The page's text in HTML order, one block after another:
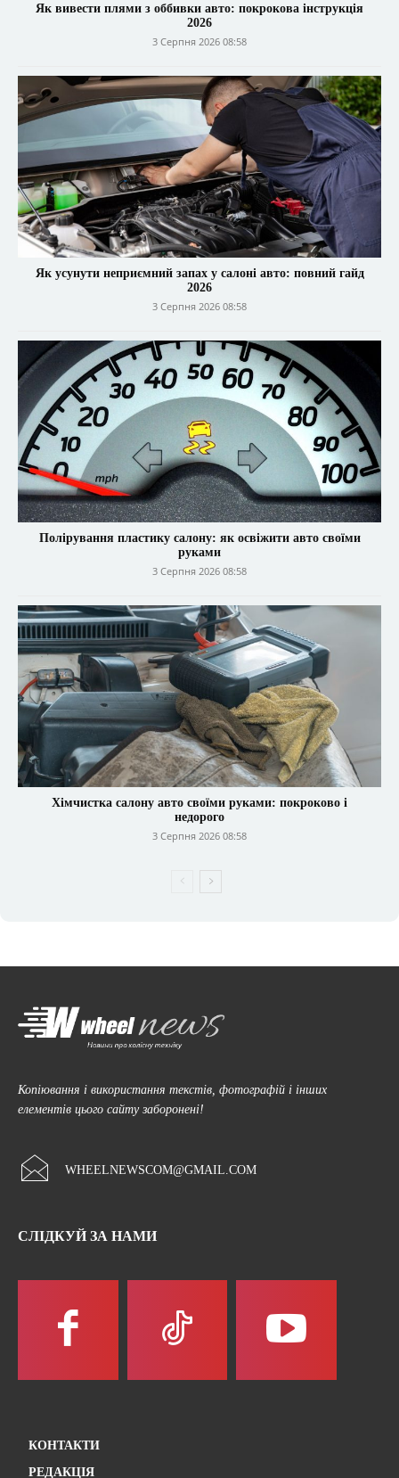
Як вивести плями з оббивки авто: покрокова інструкція
2026
3 Серпня 2026 08:58
Як усунути неприємний запах у салоні авто: повний гайд
2026
3 Серпня 2026 08:58
Полірування пластику салону: як освіжити авто своїми
руками
3 Серпня 2026 08:58
Хімчистка салону авто своїми руками: покроково і
недорого
3 Серпня 2026 08:58
Копіювання і використання текстів, фотографій і інших
елементів цього сайту заборонені!
WHEELNEWSCOM@GMAIL.COM
СЛІДКУЙ ЗА НАМИ
КОНТАКТИ
РЕДАКЦІЯ